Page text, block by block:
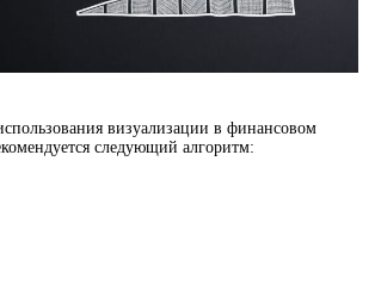
визуализации в финансовом
следующий алгоритм: